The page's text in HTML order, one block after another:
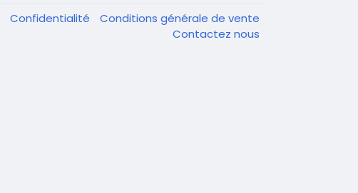
Confidentialité
Conditions générale de vente
Contactez nous